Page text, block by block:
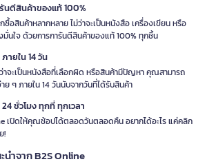
นตีสินค้าของแท้ 100%
อสินค้าหลากหลาย ไม่ว่าจะเป็นหนังสือ เครื่องเขียน หรือ
มั่นใจ ด้วยการการันตีสินค้าของแท้ 100% ทุกชิ้น
ายใน 14 วัน
ว่าจะเป็นหนังสือที่เลือกผิด หรือสินค้ามีปัญหา คุณสามารถ
ย ๆ ภายใน 14 วันนับจากวันที่ได้รับสินค้า
ชั่วโมง ทุกที่ ทุกเวลา
เปิดให้คุณช้อปได้ตลอดวันตลอดคืน อยากได้อะไร แค่คลิก
!
ำจาก B2S Online